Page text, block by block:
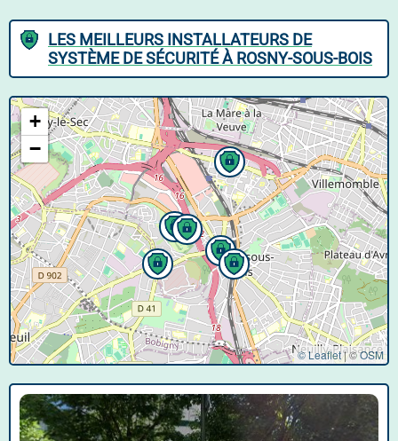
LES MEILLEURS INSTALLATEURS DE
SYSTÈME DE SÉCURITÉ À ROSNY-SOUS-BOIS
+
−
© Leaflet|©OSM